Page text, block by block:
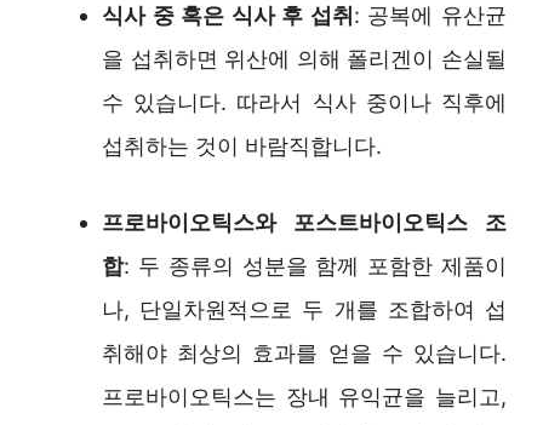
식사 중 혹은 식사 후 섭취: 공복에 유산균
을 섭취하면 위산에 의해 폴리겐이 손실될
수 있습니다. 따라서 식사 중이나 직후에
섭취하는 것이 바람직합니다.
프로바이오틱스와 포스트바이오틱스 조
합: 두 종류의 성분을 함께 포함한 제품이
나, 단일차원적으로 두 개를 조합하여 섭
취해야 최상의 효과를 얻을 수 있습니다.
프로바이오틱스는 장내 유익균을 늘리고,